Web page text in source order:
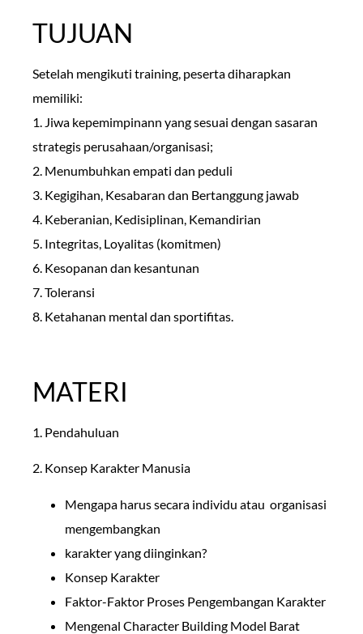
TUJUAN
Setelah mengikuti training, peserta diharapkan
memiliki:
1. Jiwa kepemimpinann yang sesuai dengan sasaran
strategis perusahaan/organisasi;
2. Menumbuhkan empati dan peduli
3. Kegigihan, Kesabaran dan Bertanggung jawab
4. Keberanian, Kedisiplinan, Kemandirian
5. Integritas, Loyalitas (komitmen)
6. Kesopanan dan kesantunan
7. Toleransi
8. Ketahanan mental dan sportifitas.
MATERI
1. Pendahuluan
2. Konsep Karakter Manusia
Mengapa harus secara individu atau organisasi
mengembangkan
karakter yang diinginkan?
Konsep Karakter
Faktor-Faktor Proses Pengembangan Karakter
Mengenal Character Building Model Barat